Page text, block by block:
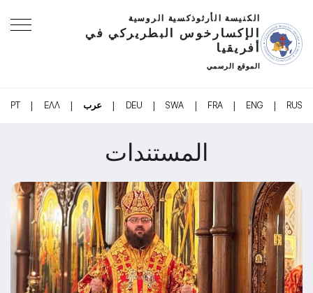
الكنيسة الأرثوذكسية الروسية
الإكسارخوس البطريركي في
أفريقيا
الموقع الرسمي
RUS
|
ENG
|
FRA
|
SWA
|
DEU
| عرب |
ΕΛΛ
|
PT
المستندات